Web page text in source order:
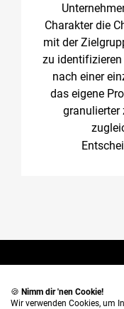
Charakter die
mit der
zu
nach einer
das eigene
granulierter
🍪 Nimm dir 'nen Cookie!
Wir verwenden Cookies, um